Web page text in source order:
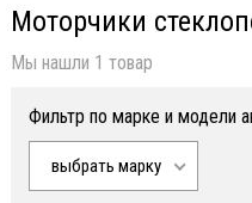
Моторчики
Мы нашли 1 товар
Фильтр по марке и модели
выбрать марку